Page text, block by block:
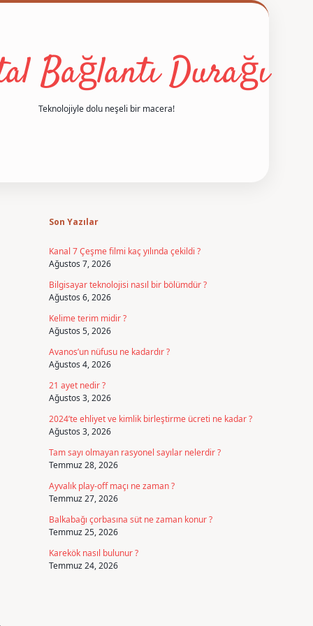
Bağlantı Durağı
Teknolojiyle dolu neşeli bir macera!
Son Yazılar
Kanal 7 Çeşme filmi kaç yılında çekildi ?
Ağustos 7, 2026
Bilgisayar teknolojisi nasıl bir bölümdür ?
Ağustos 6, 2026
Kelime terim midir ?
Ağustos 5, 2026
Avanos’un nüfusu ne kadardır ?
Ağustos 4, 2026
21 ayet nedir ?
Ağustos 3, 2026
2024’te ehliyet ve kimlik birleştirme ücreti ne kadar ?
Ağustos 3, 2026
Tam sayı olmayan rasyonel sayılar nelerdir ?
Temmuz 28, 2026
Ayvalık play-off maçı ne zaman ?
Temmuz 27, 2026
Balkabağı çorbasına süt ne zaman konur ?
Temmuz 25, 2026
Karekök nasıl bulunur ?
Temmuz 24, 2026